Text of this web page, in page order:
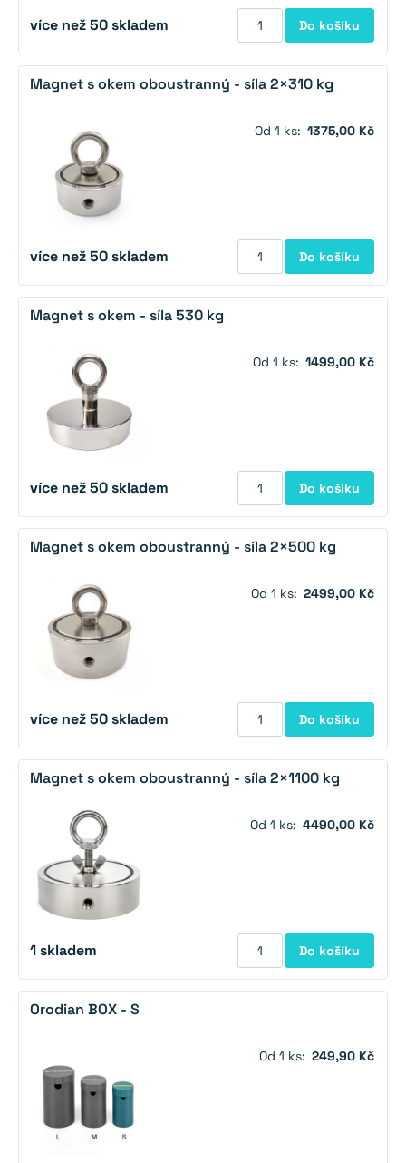
více než 50 skladem Do košíku
Magnet s okem oboustranný - síla 2×310 kg
Od 1 ks: 1375,00 Kč
více než 50 skladem Do košíku
Magnet s okem - síla 530 kg
Od 1 ks: 1499,00 Kč
více než 50 skladem Do košíku
Magnet s okem oboustranný - síla 2×500 kg
Od 1 ks: 2499,00 Kč
více než 50 skladem Do košíku
Magnet s okem oboustranný - síla 2×1100 kg
Od 1 ks: 4490,00 Kč
1skladem Do košíku
Orodian BOX - S
Od 1 ks: 249,90 Kč